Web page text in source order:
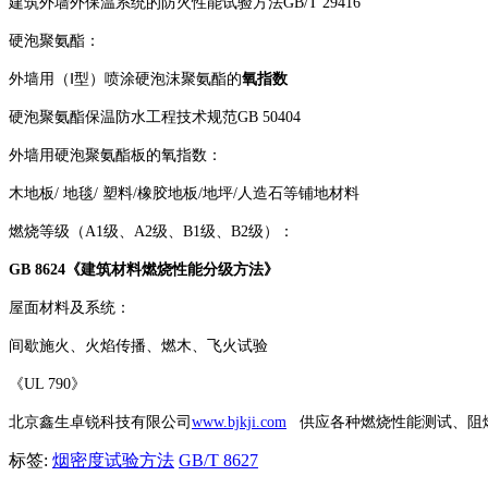
硬泡聚氨酯：
外墙用（Ⅰ型）喷涂硬泡沫聚氨酯的氧指数
硬泡聚氨酯保温防水工程技术规范GB 50404
外墙用硬泡聚氨酯板的氧指数：
木地板/ 地毯/ 塑料/橡胶地板/地坪/人造石等铺地材料
燃烧等级（A1级、A2级、B1级、B2级）：
GB 8624《建筑材料燃烧性能分级方法》
屋面材料及系统：
间歇施火、火焰传播、燃木、飞火试验
《UL 790》
北京鑫生卓锐科技有限公司 www.bjkji.com 供应各种燃烧性能测试、阻
标签: 烟密度试验方法 GB/T 8627